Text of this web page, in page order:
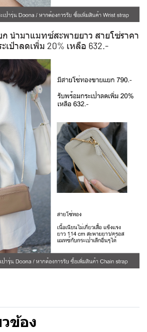
นำมาแมทซ์สะพายยาว สายโซ่ราคา
เป๋าลดเพิ่ม 20% เหลือ 632.-
ข้อง